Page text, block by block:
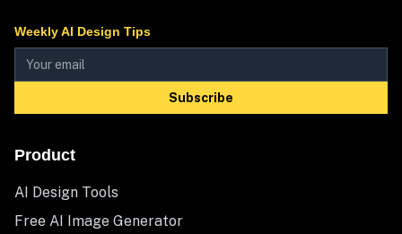
Weekly AI Design Tips
Subscribe
Product
AI Design Tools
Free AI Image Generator